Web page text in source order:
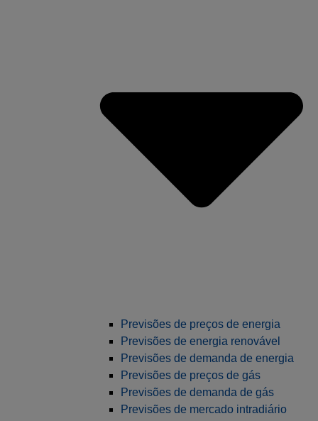
Previsões de preços de energia
Previsões de energia renovável
Previsões de demanda de energia
Previsões de preços de gás
Previsões de demanda de gás
Previsões de mercado intradiário